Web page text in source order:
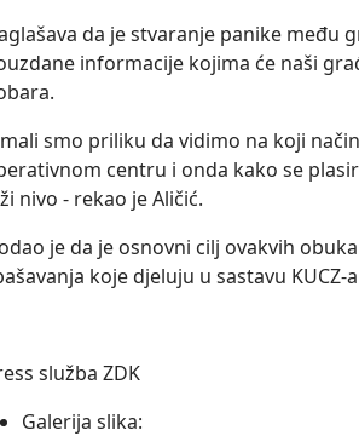
da je stvaranje panike među
informacije kojima će naši
smo priliku da vidimo na koji
centru i onda kako se
nivo - rekao je Aličić.
je da je osnovni cilj ovakvih
koje djeluju u sastavu KUCZ-
služba ZDK
Galerija slika: